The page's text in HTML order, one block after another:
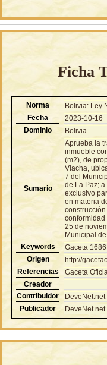
Ficha
Norma
Bolivia: Ley
Fecha
2023-10-16
Dominio
Bolivia
Sumario
Aprueba la
inmueble
(m2), de
Viacha,
7 del
de La Paz;
exclusivo
en materia
conformidad
25 de
Municipal
Keywords
Gaceta
Origen
http://
Referencias
Gaceta
Creador
Contribuidor
DeveNet.net
Publicador
DeveNet.net